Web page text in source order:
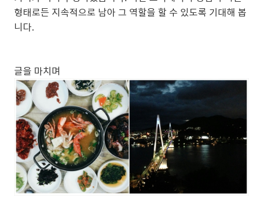
형태로든 지속적으로 남아 그 역할을 할 수 있도록 기대해 봅
니다.
글을 마치며